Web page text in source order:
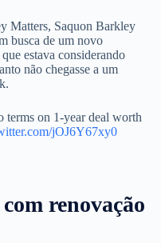
Matters, Saquon Barkley
busca de um novo
estava considerando
não chegasse a um
terms on 1-year deal worth
jOJ6Y67xy0
renovação